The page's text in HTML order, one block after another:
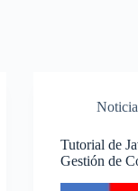
Noticia
Tutorial de
Gestión de